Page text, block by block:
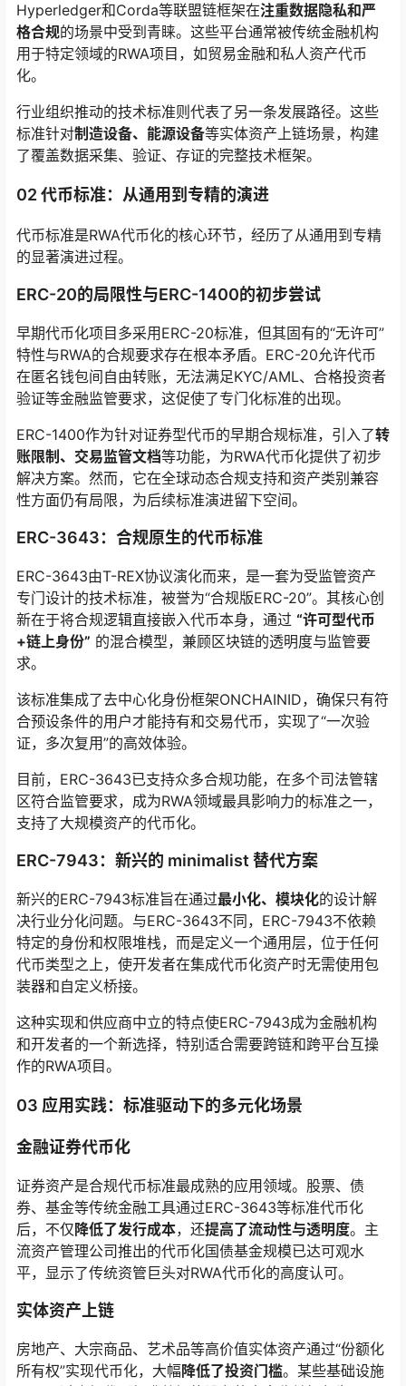
Hyperledger和Corda等联盟链框架在注重数据隐私和严
格合规的场景中受到青睐。这些平台通常被传统金融机构
用于特定领域的RWA项目，如贸易金融和私人资产代币
化。
行业组织推动的技术标准则代表了另一条发展路径。这些
标准针对制造设备、能源设备等实体资产上链场景，构建
了覆盖数据采集、验证、存证的完整技术框架。
02 代币标准：从通用到专精的演进
代币标准是RWA代币化的核心环节，经历了从通用到专精
的显著演进过程。
ERC-20的局限性与ERC-1400的初步尝试
早期代币化项目多采用ERC-20标准，但其固有的“无许可”
特性与RWA的合规要求存在根本矛盾。ERC-20允许代币
在匿名钱包间自由转账，无法满足KYC/AML、合格投资者
验证等金融监管要求，这促使了专门化标准的出现。
ERC-1400作为针对证券型代币的早期合规标准，引入了转
账限制、交易监管文档等功能，为RWA代币化提供了初步
解决方案。然而，它在全球动态合规支持和资产类别兼容
性方面仍有局限，为后续标准演进留下空间。
ERC-3643：合规原生的代币标准
ERC-3643由T-REX协议演化而来，是一套为受监管资产
专门设计的技术标准，被誉为“合规版ERC-20”。其核心创
新在于将合规逻辑直接嵌入代币本身，通过 “许可型代币
+链上身份” 的混合模型，兼顾区块链的透明度与监管要
求。
该标准集成了去中心化身份框架ONCHAINID，确保只有符
合预设条件的用户才能持有和交易代币，实现了“一次验
证，多次复用”的高效体验。
目前，ERC-3643已支持众多合规功能，在多个司法管辖
区符合监管要求，成为RWA领域最具影响力的标准之一，
支持了大规模资产的代币化。
ERC-7943：新兴的 minimalist 替代方案
新兴的ERC-7943标准旨在通过最小化、模块化的设计解
决行业分化问题。与ERC-3643不同，ERC-7943不依赖
特定的身份和权限堆栈，而是定义一个通用层，位于任何
代币类型之上，使开发者在集成代币化资产时无需使用包
装器和自定义桥接。
这种实现和供应商中立的特点使ERC-7943成为金融机构
和开发者的一个新选择，特别适合需要跨链和跨平台互操
作的RWA项目。
03 应用实践：标准驱动下的多元化场景
金融证券代币化
证券资产是合规代币标准最成熟的应用领域。股票、债
券、基金等传统金融工具通过ERC-3643等标准代币化
后，不仅降低了发行成本，还提高了流动性与透明度。主
流资产管理公司推出的代币化国债基金规模已达可观水
平，显示了传统资管巨头对RWA代币化的高度认可。
实体资产上链
房地产、大宗商品、艺术品等高价值实体资产通过“份额化
所有权”实现代币化，大幅降低了投资门槛。某些基础设施